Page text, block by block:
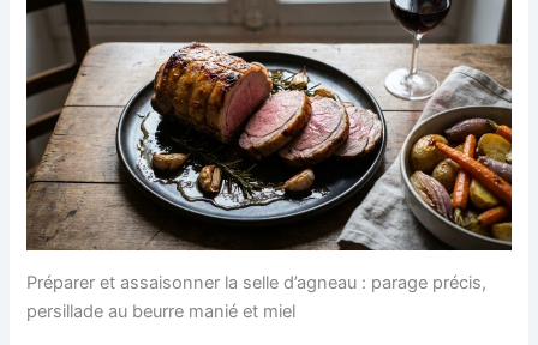
Préparer et assaisonner la selle d’agneau : parage précis,
persillade au beurre manié et miel